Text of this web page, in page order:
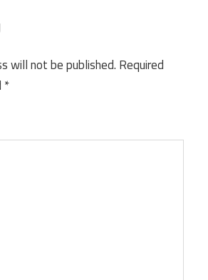
will not be published. Required
*